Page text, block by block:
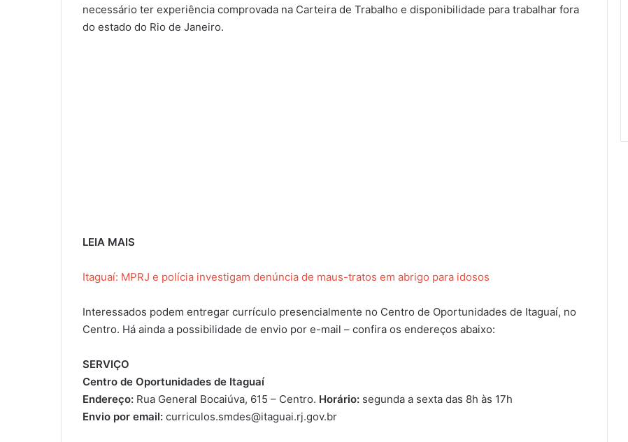
necessário ter experiência comprovada na Carteira de Trabalho e disponibilidade para trabalhar fora
do estado do Rio de Janeiro.
LEIA MAIS
Itaguaí: MPRJ e polícia investigam denúncia de maus-tratos em abrigo para idosos
Interessados podem entregar currículo presencialmente no Centro de Oportunidades de Itaguaí, no
Centro. Há ainda a possibilidade de envio por e-mail – confira os endereços abaixo:
SERVIÇO
Centro de Oportunidades de Itaguaí
Endereço: Rua General Bocaiúva, 615 – Centro. Horário: segunda a sexta das 8h às 17h
Envio por email: curriculos.smdes@itaguai.rj.gov.br